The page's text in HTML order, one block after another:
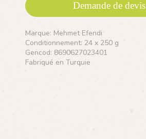
Demande de devis
Marque: Mehmet Efendi
Conditionnement: 24 x 250 g
Gencod: 8690627023401
Fabriqué en Turquie